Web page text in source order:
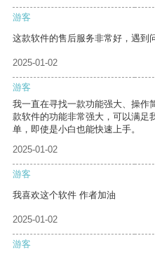
游客
这款软件的售后服务非常好，遇到
2025-01-02
游客
我一直在寻找一款功能强大、操作
款软件的功能非常强大，可以满足
单，即使是小白也能快速上手。
2025-01-02
游客
我喜欢这个软件 作者加油
2025-01-02
游客